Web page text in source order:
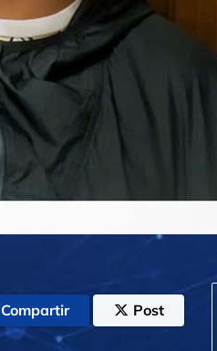
Video
Compartir Post